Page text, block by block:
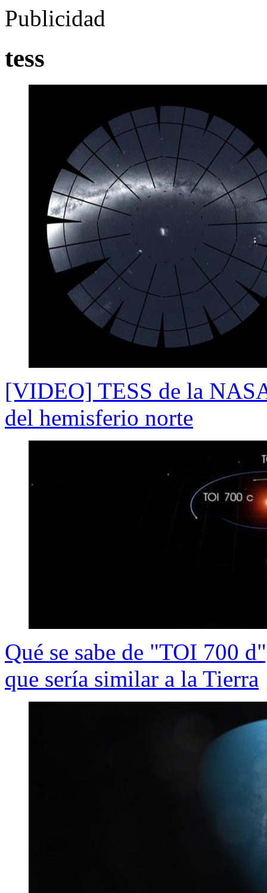
Publicidad
tess
[VIDEO] TESS de la
del hemisferio norte
Qué se sabe de "TOI 700
que sería similar a la Tierra